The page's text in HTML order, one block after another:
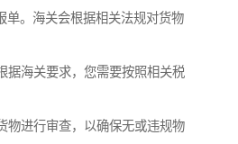
单。海关会根据相关法规对货物
据海关要求，您需要按照相关税
物进行审查，以确保无或违规物